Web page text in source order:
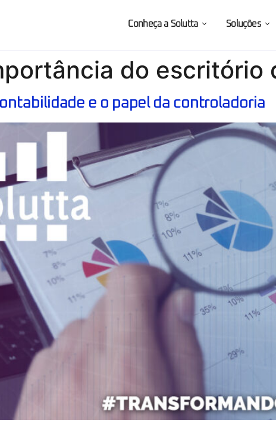
Conheça a Solutta Soluções
do escritório
e o papel da controladoria